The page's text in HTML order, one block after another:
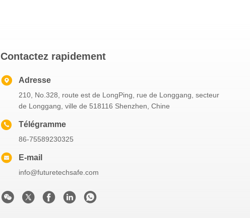
Contactez rapidement
Adresse
210, No.328, route est de LongPing, rue de Longgang, secteur
de Longgang, ville de 518116 Shenzhen, Chine
Télégramme
86-75589230325
E-mail
info@futuretechsafe.com